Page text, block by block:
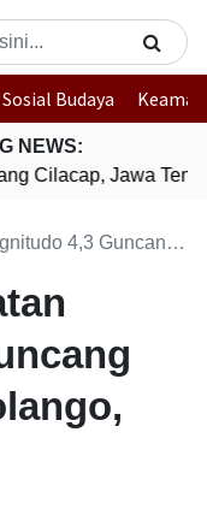
Sosial Budaya
NEWS:
Cilacap, Jawa
Wilayah Bone Bolango, Gorontalo